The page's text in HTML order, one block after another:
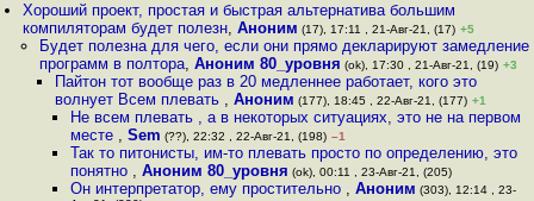
Хороший проект, простая и быстрая альтернатива большим
компиляторам будет полезн,Аноним (17), 17:11 , 21-Авг-21, (17) +5
Будет полезна для чего, если они прямо декларируют замедление
программ в полтора, Аноним 80_уровня (ok), 17:30 , 21-Авг-21, (19) +3
Пайтон тот вообще раз в 20 медленнее работает, кого это
волнует Всем плевать , Аноним (177), 18:45 , 22-Авг-21, (177) +1
Не всем плевать , а в некоторых ситуациях, это не на первом
месте ,Sem (??), 22:32 , 22-Авг-21, (198) –1
Так то питонисты, им-то плевать просто по определению, это
понятно ,Аноним 80_уровня (ok), 00:11 , 23-Авг-21, (205)
Он интерпретатор, ему простительно ,Аноним (303), 12:14 , 23-